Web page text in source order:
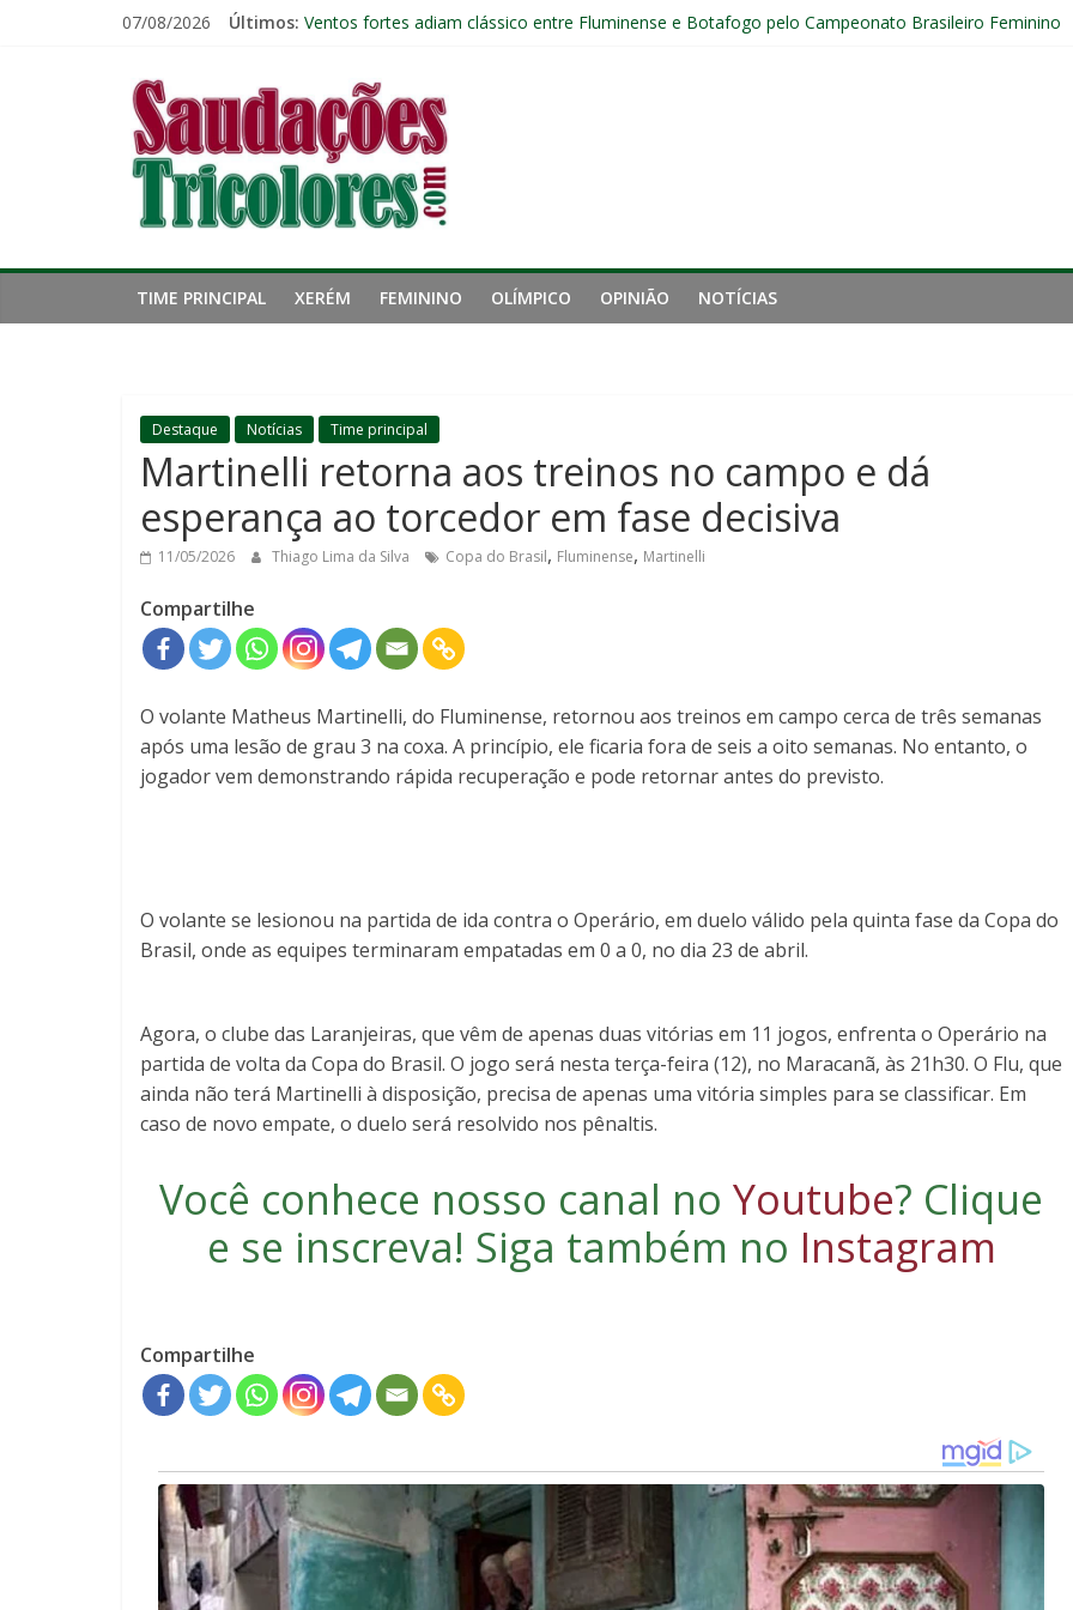
07/08/2026 Últimos: Fluminense chega ao prazo final da Libertadores com apenas duas contratações e sete saídas no
Fred estreia no comando do Sub-20 do Fluminense em duelo contra o Nova Iguaçu pelo Carioca
John Kennedy tem lesão no ligamento cruzado do joelho direito confirmada pelo Fluminense e
Saudações
Tricolores
TIME PRINCIPAL XERÉM FEMININO OLÍMPICO OPINIÃO NOTÍCIAS
Destaque Notícias Time principal
Martinelli retorna aos treinos no campo e dá
esperança ao torcedor em fase decisiva
11/05/2026 Thiago Lima da Silva Copa do Brasil, Fluminense, Martinelli
Compartilhe
O volante Matheus Martinelli, do Fluminense, retornou aos treinos em campo cerca de três semanas
após uma lesão de grau 3 na coxa. A princípio, ele ficaria fora de seis a oito semanas. No entanto, o
jogador vem demonstrando rápida recuperação e pode retornar antes do previsto.
O volante se lesionou na partida de ida contra o Operário, em duelo válido pela quinta fase da Copa do
Brasil, onde as equipes terminaram empatadas em 0 a 0, no dia 23 de abril.
Agora, o clube das Laranjeiras, que vêm de apenas duas vitórias em 11 jogos, enfrenta o Operário na
partida de volta da Copa do Brasil. O jogo será nesta terça-feira (12), no Maracanã, às 21h30. O Flu, que
ainda não terá Martinelli à disposição, precisa de apenas uma vitória simples para se classificar. Em
caso de novo empate, o duelo será resolvido nos pênaltis.
Você conhece nosso canal no Youtube? Clique
e se inscreva! Siga também no Instagram
Compartilhe